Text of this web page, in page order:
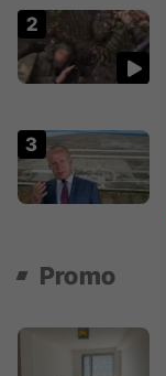
Promo